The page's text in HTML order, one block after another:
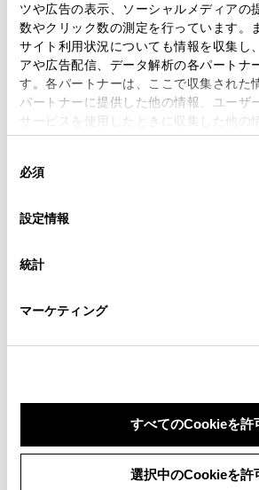
ツや広告の表示、ソーシャルメディアの
数やクリック数の測定を行っています。
サイト利用状況についても情報を収集し
アや広告配信、データ解析の各パートナ
す。各パートナーは、ここで収集された
パートナーに提供した他の情報、ユーザ
サービスを使用したときに収集した他の
使用することがあります。当ウェブサイ
デバイスにすべてのCookie(クッキー)が
意したことになります。Cookie(クッキ
設定の変更、同意を撤回したりするにあ
「Cookie（クッキー）情報の取り扱いに
必須
設定情報
統計
マーケティング
すべてのCookieを許
選択中のCookieを許
必須 市区町村名
必須 丁目番地
任意 建物名